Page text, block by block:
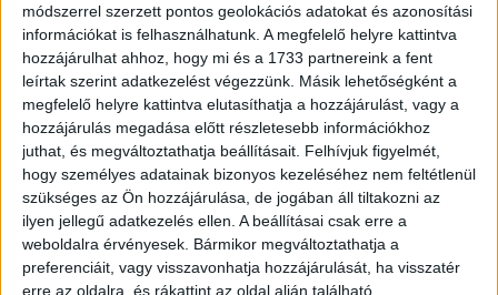
módszerrel szerzett pontos geolokációs adatokat és azonosítási
információkat is felhasználhatunk. A megfelelő helyre kattintva
hozzájárulhat ahhoz, hogy mi és a 1733 partnereink a fent
leírtak szerint adatkezelést végezzünk. Másik lehetőségként a
megfelelő helyre kattintva elutasíthatja a hozzájárulást, vagy a
hozzájárulás megadása előtt részletesebb információkhoz
juthat, és megváltoztathatja beállításait. Felhívjuk figyelmét,
hogy személyes adatainak bizonyos kezeléséhez nem feltétlenül
szükséges az Ön hozzájárulása, de jogában áll tiltakozni az
ilyen jellegű adatkezelés ellen. A beállításai csak erre a
weboldalra érvényesek. Bármikor megváltoztathatja a
preferenciáit, vagy visszavonhatja hozzájárulását, ha visszatér
erre az oldalra, és rákattint az oldal alján található
U18-AS VB: HIBÁTLAN CSOPORTKÖR
2026.08.01. 16:08
Mindhárom csoportmérkőzését megnyerte a magyar ifjúsági válogatott az
U18-as vilégbajnokságon,...Bővebben →
SORSOLTAK AZ NB I/B-BEN
2026.07.31. 19:57
Akadémistáink az előző évekhez hasonlóan a 2026/2027-es szezonban is
megméretteti...Bővebben →